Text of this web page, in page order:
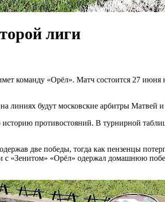
лиги
команду «Орёл». Матч состоится 27 июня
линиях будут московские арбитры Матвей
противостояний. В турнирной
две победы, тогда как пензенцы
с «Зенитом» «Орёл» одержал домашнюю